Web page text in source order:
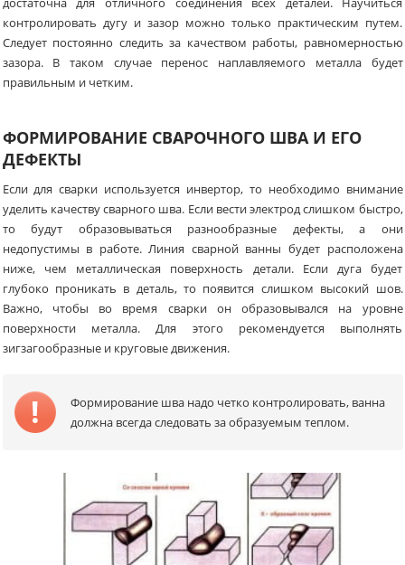
контролировать дугу и зазор можно только практическим путем.
Следует постоянно следить за качеством работы, равномерностью
зазора. В таком случае перенос наплавляемого металла будет
правильным и четким.
ФОРМИРОВАНИЕ СВАРОЧНОГО ШВА И ЕГО
ДЕФЕКТЫ
Если для сварки используется инвертор, то необходимо внимание
уделить качеству сварного шва. Если вести электрод слишком быстро,
то будут образовываться разнообразные дефекты, а они
недопустимы в работе. Линия сварной ванны будет расположена
ниже, чем металлическая поверхность детали. Если дуга будет
глубоко проникать в деталь, то появится слишком высокий шов.
Важно, чтобы во время сварки он образовывался на уровне
поверхности металла. Для этого рекомендуется выполнять
зигзагообразные и круговые движения.
Формирование шва надо четко контролировать, ванна
должна всегда следовать за образуемым теплом.